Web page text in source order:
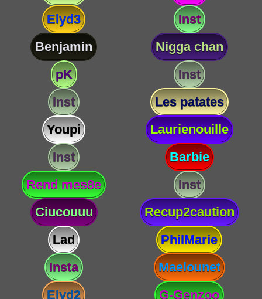
Elyd3
Inst
Benjamin
Nigga chan
pK
Inst
Inst
Les patates
Youpi
Laurienouille
Inst
Barbie
Rend mes8e
Inst
Ciucouuu
Recup2caution
Lad
PhilMarie
Insta
Maelounet
Elyd2
G-Genzoo